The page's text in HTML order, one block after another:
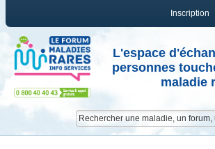
Inscription
L'espace
personnes
maladie